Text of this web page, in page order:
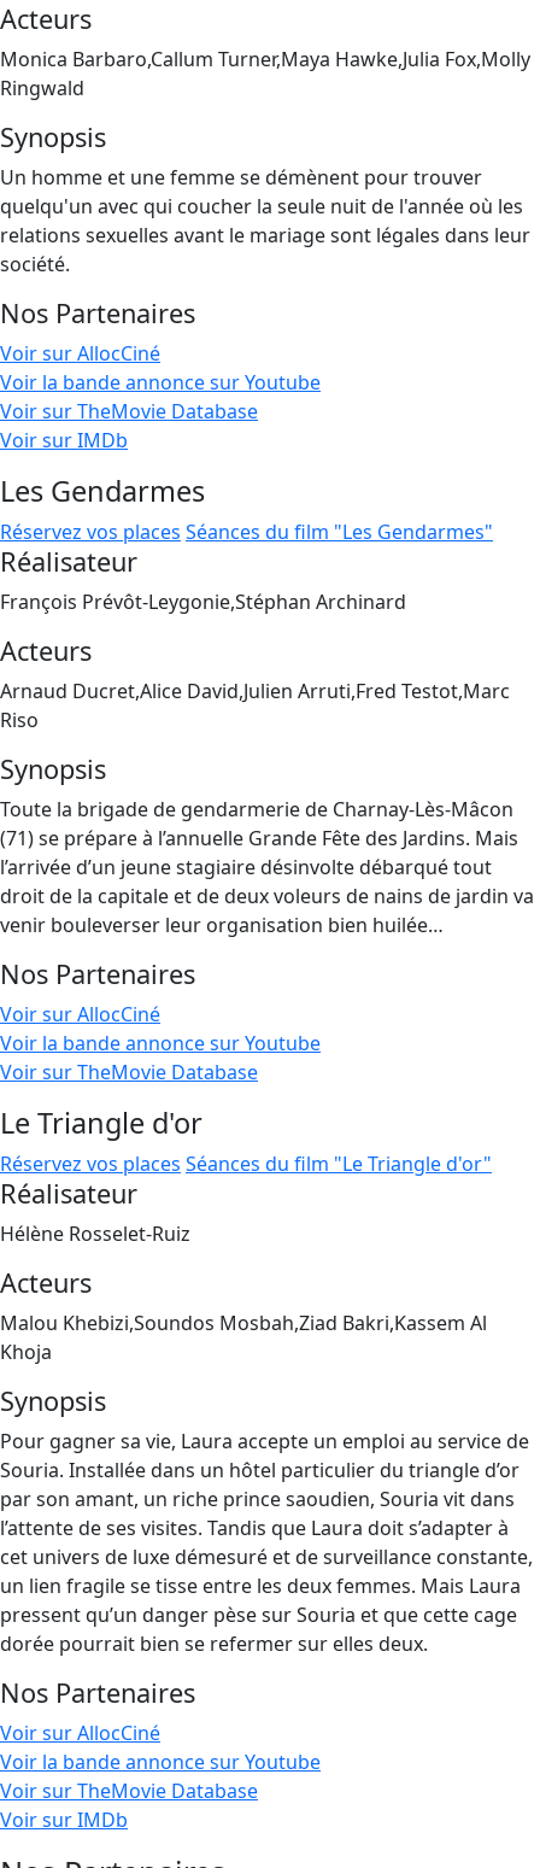
Acteurs
Monica Barbaro,Callum Turner,Maya Hawke,Julia Fox,Molly
Ringwald
Synopsis
Un homme et une femme se démènent pour trouver
quelqu'un avec qui coucher la seule nuit de l'année où les
relations sexuelles avant le mariage sont légales dans leur
société.
Nos Partenaires
Voir sur AllocCiné
Voir la bande annonce sur Youtube
Voir sur TheMovie Database
Voir sur IMDb
Les Gendarmes
Réservez vos places Séances du film "Les Gendarmes"
Réalisateur
François Prévôt-Leygonie,Stéphan Archinard
Acteurs
Arnaud Ducret,Alice David,Julien Arruti,Fred Testot,Marc
Riso
Synopsis
Toute la brigade de gendarmerie de Charnay-Lès-Mâcon
(71) se prépare à l’annuelle Grande Fête des Jardins. Mais
l’arrivée d’un jeune stagiaire désinvolte débarqué tout
droit de la capitale et de deux voleurs de nains de jardin va
venir bouleverser leur organisation bien huilée…
Nos Partenaires
Voir sur AllocCiné
Voir la bande annonce sur Youtube
Voir sur TheMovie Database
Le Triangle d'or
Réservez vos places Séances du film "Le Triangle d'or"
Réalisateur
Hélène Rosselet-Ruiz
Acteurs
Malou Khebizi,Soundos Mosbah,Ziad Bakri,Kassem Al
Khoja
Synopsis
Pour gagner sa vie, Laura accepte un emploi au service de
Souria. Installée dans un hôtel particulier du triangle d’or
par son amant, un riche prince saoudien, Souria vit dans
l’attente de ses visites. Tandis que Laura doit s’adapter à
cet univers de luxe démesuré et de surveillance constante,
un lien fragile se tisse entre les deux femmes. Mais Laura
pressent qu’un danger pèse sur Souria et que cette cage
dorée pourrait bien se refermer sur elles deux.
Nos Partenaires
Voir sur AllocCiné
Voir la bande annonce sur Youtube
Voir sur TheMovie Database
Voir sur IMDb